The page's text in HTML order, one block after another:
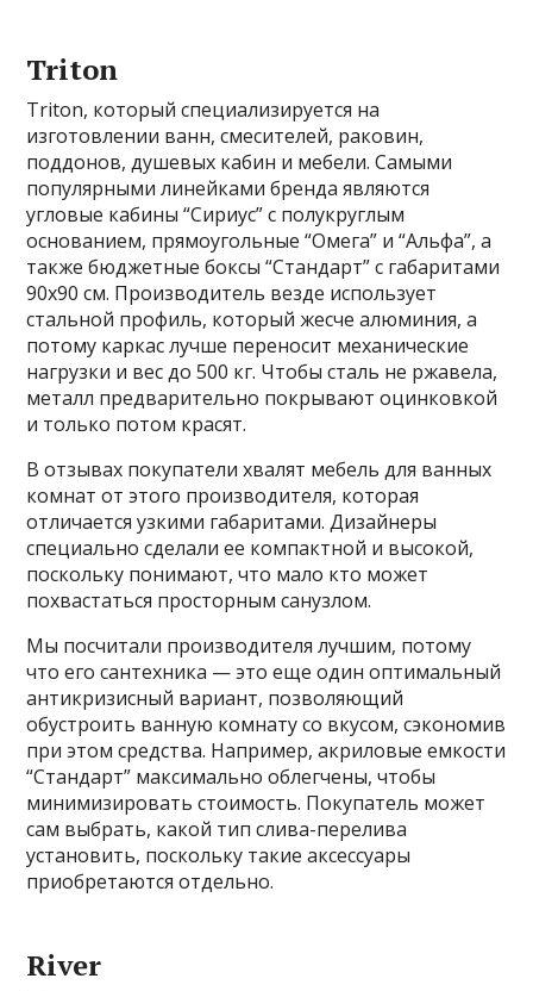
Triton
Triton, который специализируется на
изготовлении ванн, смесителей, раковин,
поддонов, душевых кабин и мебели. Самыми
популярными линейками бренда являются
угловые кабины “Сириус” с полукруглым
основанием, прямоугольные “Омега” и “Альфа”, а
также бюджетные боксы “Стандарт” с габаритами
90х90 см. Производитель везде использует
стальной профиль, который жесче алюминия, а
потому каркас лучше переносит механические
нагрузки и вес до 500 кг. Чтобы сталь не ржавела,
металл предварительно покрывают оцинковкой
и только потом красят.
В отзывах покупатели хвалят мебель для ванных
комнат от этого производителя, которая
отличается узкими габаритами. Дизайнеры
специально сделали ее компактной и высокой,
поскольку понимают, что мало кто может
похвастаться просторным санузлом.
Мы посчитали производителя лучшим, потому
что его сантехника — это еще один оптимальный
антикризисный вариант, позволяющий
обустроить ванную комнату со вкусом, сэкономив
при этом средства. Например, акриловые емкости
“Стандарт” максимально облегчены, чтобы
минимизировать стоимость. Покупатель может
сам выбрать, какой тип слива-перелива
установить, поскольку такие аксессуары
приобретаются отдельно.
River